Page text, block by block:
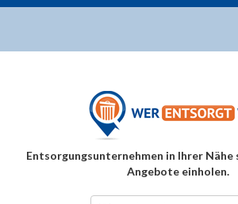
Über uns
Entsorgungsunternehmen in Ihrer Nähe
Angebote einholen.